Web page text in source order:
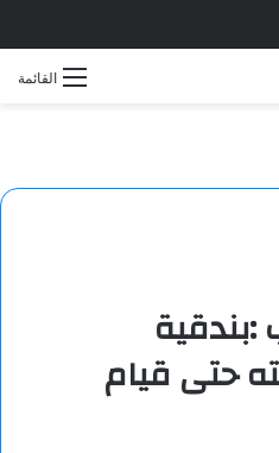
بقلم: مريم باتردوك
القائمة
:بندقية
حتى قيام